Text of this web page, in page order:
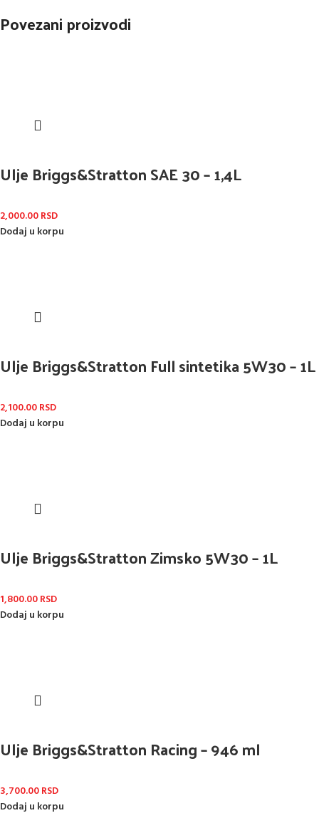
Povezani proizvodi
Ulje Briggs&Stratton SAE 30 – 1,4L
2,000.00RSD
Dodaj u korpu
Ulje Briggs&Stratton Full sintetika 5W30 – 1L
2,100.00RSD
Dodaj u korpu
Ulje Briggs&Stratton Zimsko 5W30 – 1L
1,800.00RSD
Dodaj u korpu
Ulje Briggs&Stratton Racing – 946 ml
3,700.00RSD
Dodaj u korpu